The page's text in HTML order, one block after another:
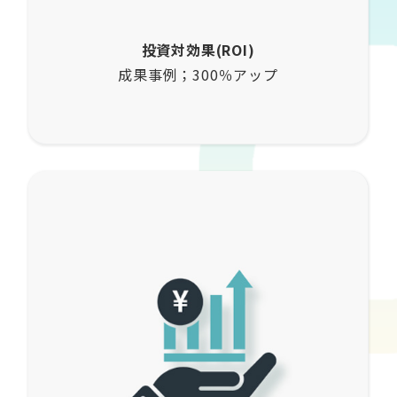
投資対効果(ROI)
成果事例；300％アップ